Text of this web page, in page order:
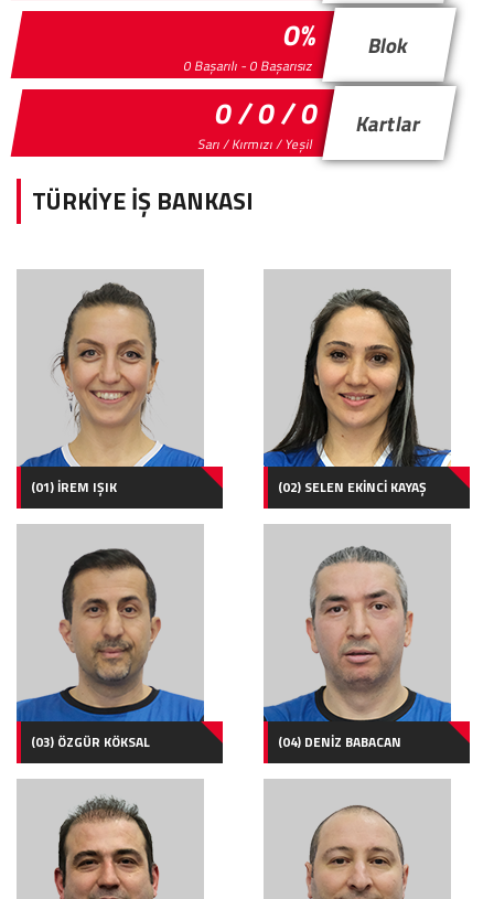
0%
0 Başarılı - 0 Başarısız
Blok
0 / 0 / 0
Sarı / Kırmızı / Yeşil
Kartlar
TÜRKİYE İŞ BANKASI
(01) İREM IŞIK (02) SELEN EKİNCİ KAYAŞ
(03) ÖZGÜR KÖKSAL (04) DENİZ BABACAN